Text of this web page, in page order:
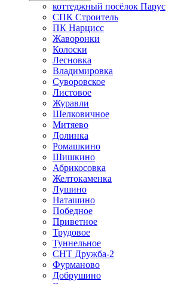
коттеджный посёлок Парус
СПК Строитель
ПК Нарцисс
Жаворонки
Колоски
Лесновка
Владимировка
Суворовское
Листовое
Журавли
Шелковичное
Митяево
Долинка
Ромашкино
Шишкино
Абрикосовка
Желтокаменка
Лушино
Наташино
Победное
Приветное
Трудовое
Туннельное
СНТ Дружба-2
Фурманово
Добрушино